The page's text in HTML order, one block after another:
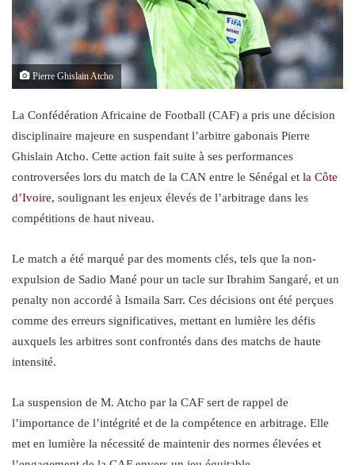
Pierre Ghislain Atcho
La Confédération Africaine de Football (CAF) a pris une décision
disciplinaire majeure en suspendant l’arbitre gabonais Pierre
Ghislain Atcho. Cette action fait suite à ses performances
controversées lors du match de la CAN entre le Sénégal et la Côte
d’Ivoire, soulignant les enjeux élevés de l’arbitrage dans les
compétitions de haut niveau.
Le match a été marqué par des moments clés, tels que la non-
expulsion de Sadio Mané pour un tacle sur Ibrahim Sangaré, et un
penalty non accordé à Ismaila Sarr. Ces décisions ont été perçues
comme des erreurs significatives, mettant en lumière les défis
auxquels les arbitres sont confrontés dans des matchs de haute
intensité.
La suspension de M. Atcho par la CAF sert de rappel de
l’importance de l’intégrité et de la compétence en arbitrage. Elle
met en lumière la nécessité de maintenir des normes élevées et